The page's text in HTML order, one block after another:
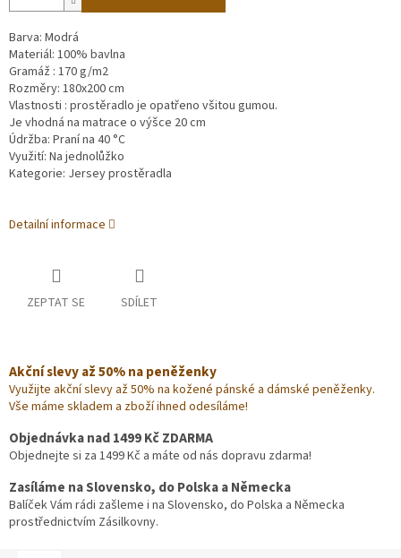
Barva: Modrá
Materiál: 100% bavlna
Gramáž : 170 g/m2
Rozměry: 180x200 cm
Vlastnosti : prostěradlo je opatřeno všitou gumou.
Je vhodná na matrace o výšce 20 cm
Údržba: Praní na 40 °C
Využití: Na jednolůžko
Kategorie: Jersey prostěradla
Detailní informace
ZEPTAT SE SDÍLET
Akční slevy až 50% na peněženky
Využijte akční slevy až 50% na kožené pánské a dámské peněženky.
Vše máme skladem a zboží ihned odesíláme!
Objednávka nad 1499 Kč ZDARMA
Objednejte si za 1499 Kč a máte od nás dopravu zdarma!
Zasíláme na Slovensko, do Polska a Německa
Balíček Vám rádi zašleme i na Slovensko, do Polska a Německa
prostřednictvím Zásilkovny.